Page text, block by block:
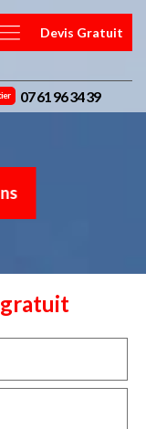
Devis Gratuit
07 61 96 34 39
gratuit